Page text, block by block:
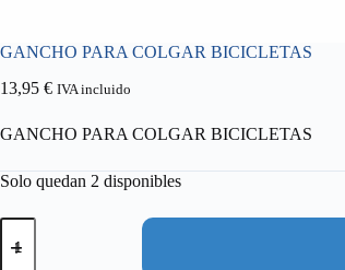
GANCHO PARA COLGAR BICICLETAS
13,95 € IVA incluido
GANCHO PARA COLGAR BICICLETAS
Solo quedan 2 disponibles
GANCHO
PARA